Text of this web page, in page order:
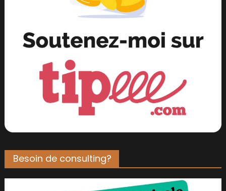
Besoin de consulting?